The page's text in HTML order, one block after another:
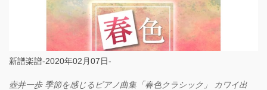
新譜楽譜-2020年02月07日-
壺井一歩 季節を感じるピアノ曲集「春色クラシック」 カワイ出